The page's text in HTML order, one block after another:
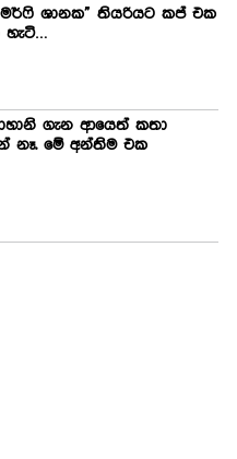
ශානක” තියරියට කප් එක
ගැන ආයෙත් කතා
නෑ. මේ අන්තිම එක